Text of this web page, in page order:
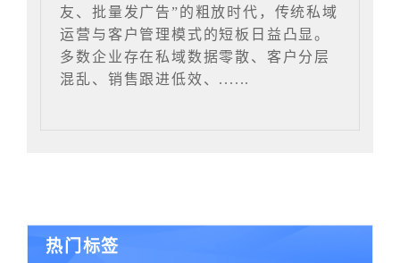
友、批量发广告”的粗放时代，传统私域
运营与客户管理模式的短板日益凸显。
多数企业存在私域数据零散、客户分层
混乱、销售跟进低效、......
热门标签